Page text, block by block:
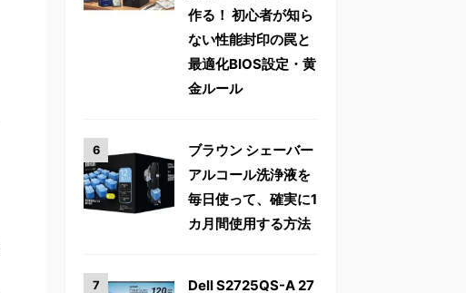
作る！ 初心者が知ら
ない性能封印の罠と
最適化BIOS設定・黄
金ルール
ブラウン シェーバー
アルコール洗浄液を
毎日使って、確実に1
カ月間使用する方法
Dell S2725QS-A 27